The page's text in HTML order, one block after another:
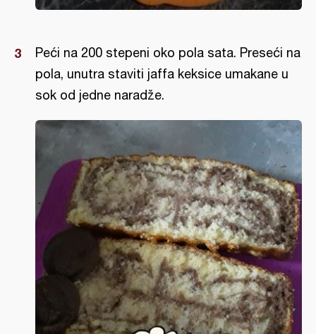
Peći na 200 stepeni oko pola sata. Preseći na
pola, unutra staviti jaffa keksice umakane u
sok od jedne naradže.